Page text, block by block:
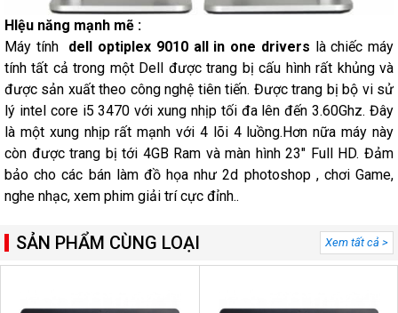
HIệu năng mạnh mẽ :
Máy tính
dell optiplex 9010 all in one drivers là chiếc máy
tính tất cả trong một Dell được trang bị cấu hình rất khủng và
được sản xuất theo công nghệ tiên tiến. Được trang bị bộ vi sử
lý intel core i5 3470 với xung nhịp tối đa lên đến 3.60Ghz. Đây
là một xung nhịp rất mạnh với 4 lõi 4 luồng.Hơn nữa máy này
còn được trang bị tới 4GB Ram và màn hình 23" Full HD. Đảm
bảo cho các bán làm đồ họa như 2d photoshop , chơi Game,
nghe nhạc, xem phim giải trí cực đỉnh..
Xem tất cả >
SẢN PHẨM CÙNG LOẠI